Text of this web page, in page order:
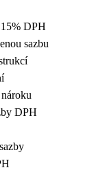
DPH
sazbu
DPH